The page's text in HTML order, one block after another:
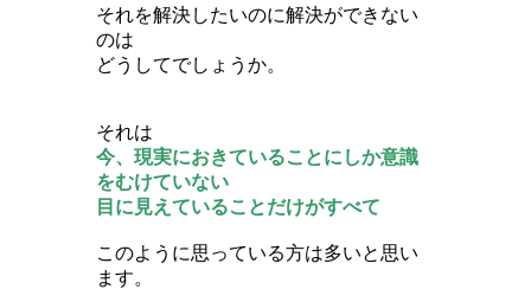
それを解決したいのに解決ができない
のは
どうしてでしょうか。
それは
今、現実におきていることにしか意識
をむけていない
目に見えていることだけがすべて
このように思っている方は多いと思い
ます。